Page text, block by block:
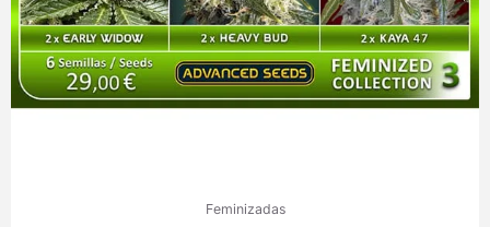
Feminizadas